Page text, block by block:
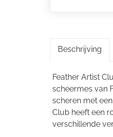
Beschrijving
Feather Artist
scheermes van
scheren met
Club heeft een
verschillende